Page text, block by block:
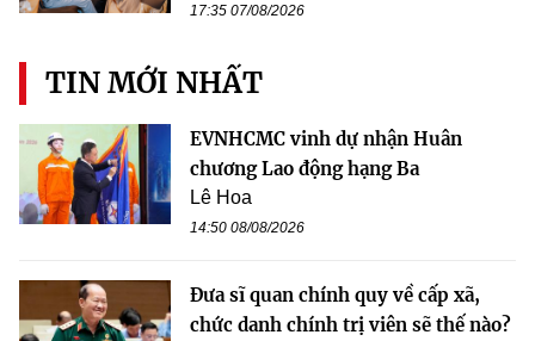
17:35 07/08/2026
TIN MỚI NHẤT
EVNHCMC vinh dự nhận Huân
chương Lao động hạng Ba
Lê Hoa
14:50 08/08/2026
Đưa sĩ quan chính quy về cấp xã,
chức danh chính trị viên sẽ thế nào?